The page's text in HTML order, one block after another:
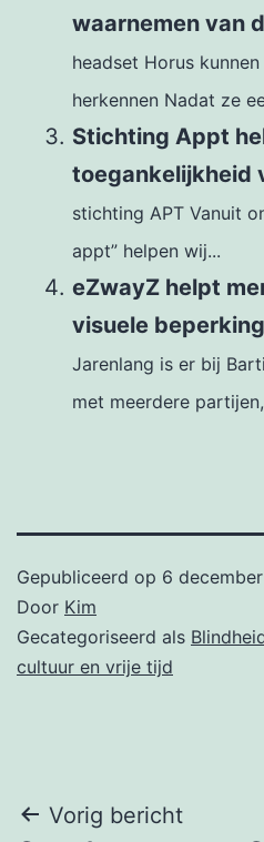
waarnemen van
headset Horus
herkennen Nadat ze
Stichting Appt
toegankelijkheid
stichting APT Vanuit
appt” helpen wij...
eZwayZ helpt
visuele
Jarenlang is er bij
met meerdere
Gepubliceerd op 6
Door Kim
Gecategoriseerd als
cultuur en vrije tijd
Bericht
Vorig bericht